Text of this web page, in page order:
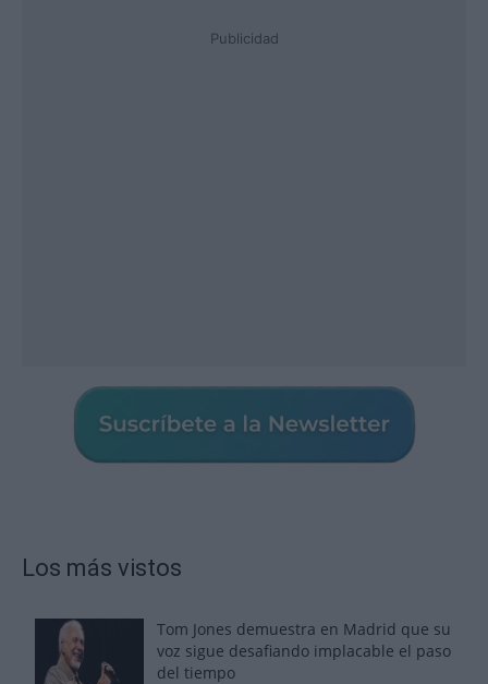
Publicidad
Los más vistos
Tom Jones demuestra en Madrid que su
voz sigue desafiando implacable el paso
del tiempo